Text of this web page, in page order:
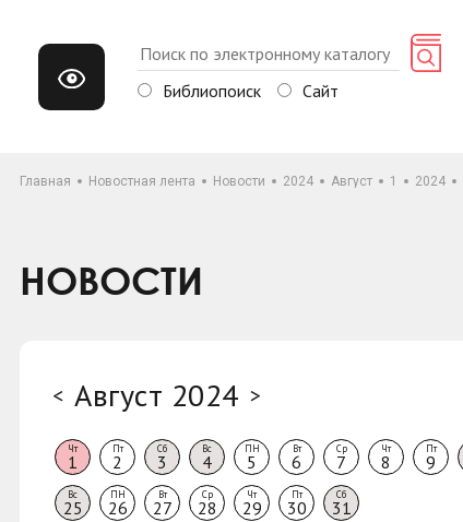
Библиопоиск Сайт
Главная Новостная лента Новости 2024 Август 1 2024
НОВОСТИ
< Август 2024 >
Чт
1
Пт
2
Сб
3
Вс
4
ПН
5
Вт
6
Ср
7
Чт
8
Пт
9
Вс
25
ПН
26
Вт
27
Ср
28
Чт
29
Пт
30
Сб
31